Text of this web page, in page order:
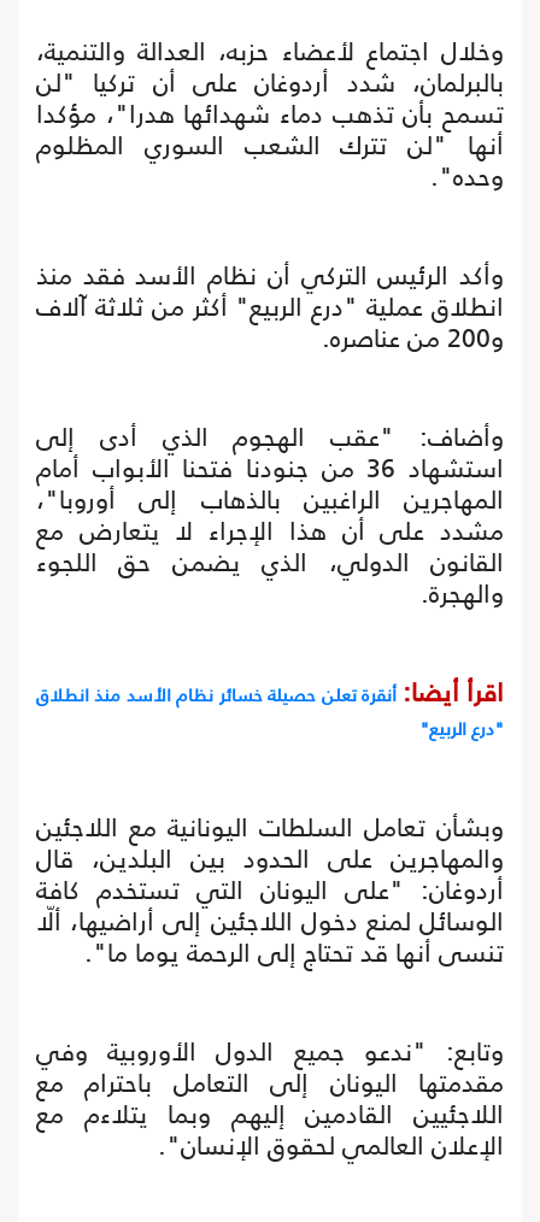
وخلال اجتماع لأعضاء حزبه، العدالة والتنمية،
بالبرلمان، شدد أردوغان على أن تركيا "لن
تسمح بأن تذهب دماء شهدائها هدرا"، مؤكدا
أنها "لن تترك الشعب السوري المظلوم
وحده".
وأكد الرئيس التركي أن نظام الأسد فقد منذ
انطلاق عملية "درع الربيع" أكثر من ثلاثة آلاف
و200 من عناصره.
وأضاف: "عقب الهجوم الذي أدى إلى
استشهاد 36 من جنودنا فتحنا الأبواب أمام
المهاجرين الراغبين بالذهاب إلى أوروبا"،
مشدد على أن هذا الإجراء لا يتعارض مع
القانون الدولي، الذي يضمن حق اللجوء
والهجرة.
اقرأ أيضا: أنقرة تعلن حصيلة خسائر نظام الأسد منذ انطلاق
"درع الربيع"
وبشأن تعامل السلطات اليونانية مع اللاجئين
والمهاجرين على الحدود بين البلدين، قال
أردوغان: "على اليونان التي تستخدم كافة
الوسائل لمنع دخول اللاجئين إلى أراضيها، ألّا
تنسى أنها قد تحتاج إلى الرحمة يوما ما".
وتابع: "ندعو جميع الدول الأوروبية وفي
مقدمتها اليونان إلى التعامل باحترام مع
اللاجئيين القادمين إليهم وبما يتلاءم مع
الإعلان العالمي لحقوق الإنسان".